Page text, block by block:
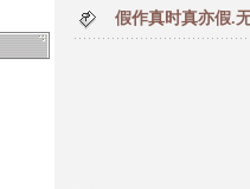
假作真时真亦假.